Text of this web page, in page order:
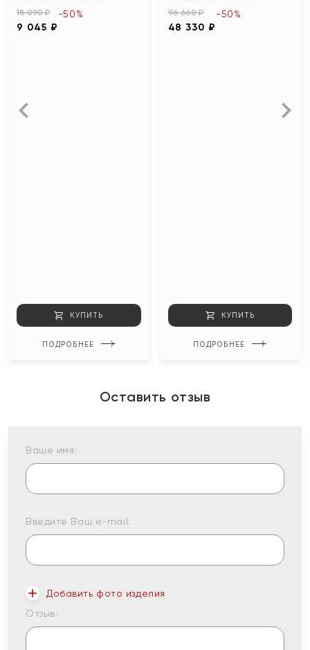
18 090 ₽
9 045 ₽
-50%
КУПИТЬ
ПОДРОБНЕЕ
96 660 ₽
48 330 ₽
-50%
КУПИТЬ
ПОДРОБНЕЕ
Оставить отзыв
Ваше имя:
Введите Ваш e-mail:
Добавить фото изделия
Отзыв: